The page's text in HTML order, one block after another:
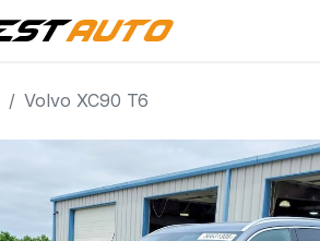
Volvo XC90 T6